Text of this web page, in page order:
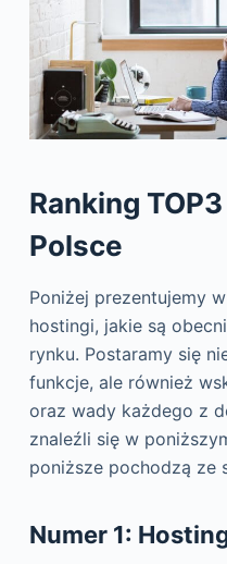
Ranking
Polsce
Poniżej prezentujemy
hostingi, jakie są
rynku. Postaramy się
funkcje, ale również
oraz wady każdego z
znaleźli się w
poniższe pochodzą ze
Numer 1: